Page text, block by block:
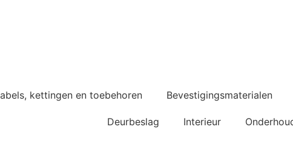
kettingen en toebehoren Bevestigingsmaterialen
Deurbeslag Interieur